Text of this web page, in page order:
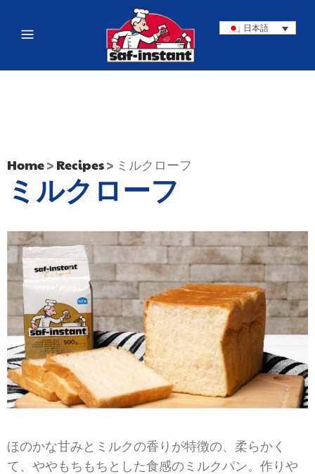
日本語
Home> Recipes> ミルクローフ
ミルクローフ
ほのかな甘みとミルクの香りが特徴の、柔らかく
て、ややもちもちとした食感のミルクパン。作りや